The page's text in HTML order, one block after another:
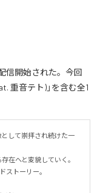
信開始された。今回
重音テト)」を含む全1
して崇拝され続けた一
在へと変貌していく。
ストーリー。